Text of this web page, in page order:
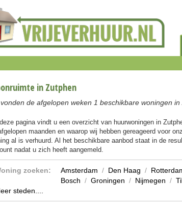
in Zutphen
de afgelopen weken 1 beschikbare woningen
pagina vindt u een overzicht van huurwoningen in
maanden en waarop wij hebben gereageerd voor
al is verhuurd. Al het beschikbare aanbod staat in de
nadat u zich heeft aangemeld.
zoeken: Amsterdam / Den Haag /
Bosch / Groningen / Nijmegen /
steden....